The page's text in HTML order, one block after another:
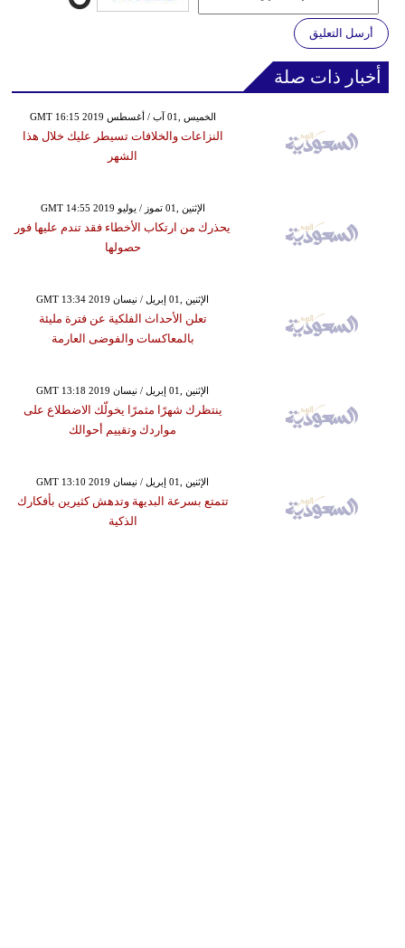
أرسل التعليق
أخبار ذات صلة
GMT 16:15 2019 الخميس ,01 آب / أغسطس
النزاعات والخلافات تسيطر عليك خلال هذا
الشهر
GMT 14:55 2019 الإثنين ,01 تموز / يوليو
يحذرك من ارتكاب الأخطاء فقد تندم عليها فور
حصولها
GMT 13:34 2019 الإثنين ,01 إبريل / نيسان
تعلن الأحداث الفلكية عن فترة مليئة
بالمعاكسات والفوضى العارمة
GMT 13:18 2019 الإثنين ,01 إبريل / نيسان
ينتظرك شهرًا مثمرًا يخولّك الاضطلاع على
مواردك وتقييم أحوالك
GMT 13:10 2019 الإثنين ,01 إبريل / نيسان
تتمتع بسرعة البديهة وتدهش كثيرين بأفكارك
الذكية